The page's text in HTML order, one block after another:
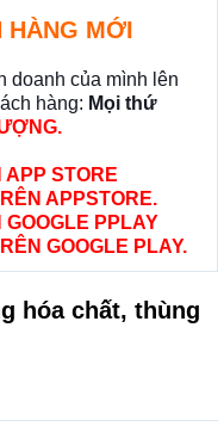
HÀNG MỚI
doanh của mình lên
hàng: Mọi thứ
APP STORE
APPSTORE.
PPLAY
GOOGLE PLAY.
hóa chất, thùng